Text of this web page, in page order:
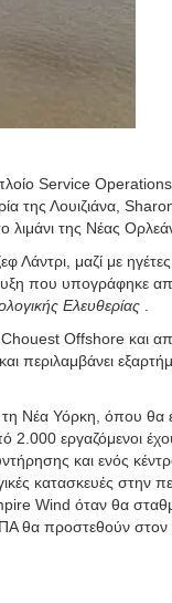
Service
της Λουιζιάνα,
λιμάνι της Νέας
Λάντρι, μαζί με
που υπογράφηκε
Ελευθερίας
Offshore και
περιλαμβάνει
Νέα Υόρκη, όπου θα
εργαζόμενοι
και ενός
κατασκευές στην
Wind όταν θα
θα προστεθούν